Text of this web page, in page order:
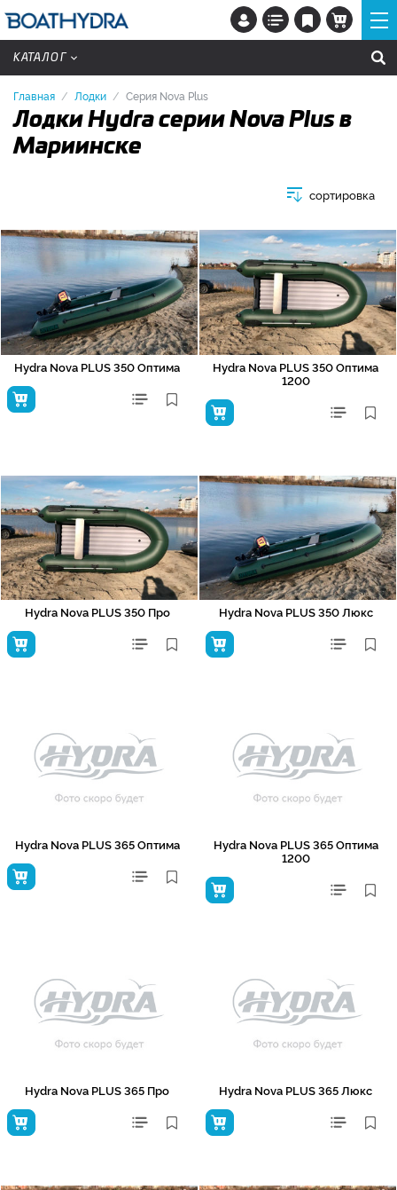
КАТАЛОГ
Главная Лодки Серия Nova Plus
Лодки Hydra серии Nova Plus в
Мариинске
сортировка
Hydra Nova PLUS 350 Оптима
Hydra Nova PLUS 350 Оптима
1200
Hydra Nova PLUS 350 Про Hydra Nova PLUS 350 Люкс
Hydra Nova PLUS 365 Оптима
Hydra Nova PLUS 365 Оптима
1200
Hydra Nova PLUS 365 Про Hydra Nova PLUS 365 Люкс